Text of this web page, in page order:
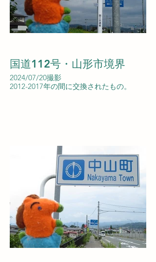
国道112号・山形市境界
2024/07/20撮影
2012-2017年の間に交換されたもの。